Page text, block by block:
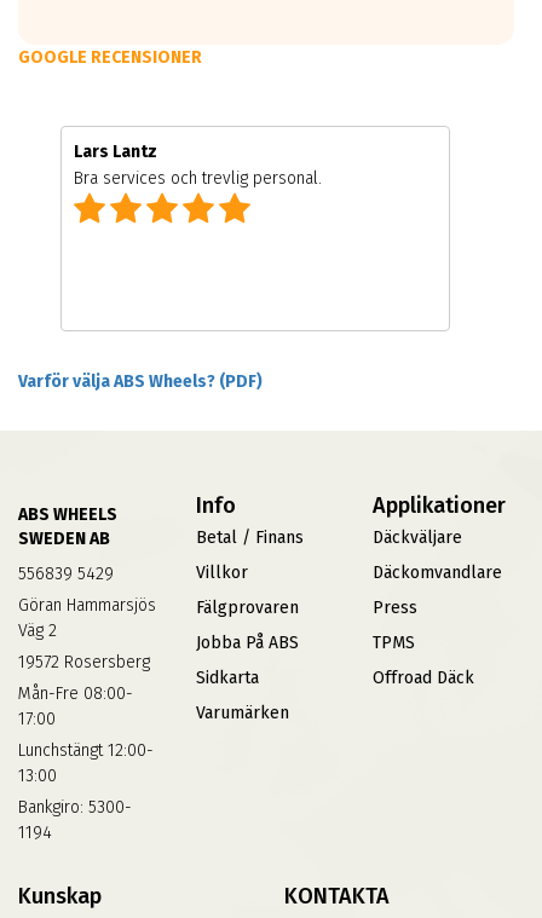
GOOGLE RECENSIONER
Lars Lantz
Bra services och trevlig personal.
Varför välja ABS Wheels? (PDF)
ABS WHEELS
SWEDEN AB
556839 5429
Göran Hammarsjös
Väg 2
19572 Rosersberg
Mån-Fre 08:00-
17:00
Lunchstängt 12:00-
13:00
Bankgiro: 5300-
1194
Info
Betal / Finans
Villkor
Fälgprovaren
Jobba På ABS
Sidkarta
Varumärken
Applikationer
Däckväljare
Däckomvandlare
Press
TPMS
Offroad Däck
Kunskap KONTAKTA